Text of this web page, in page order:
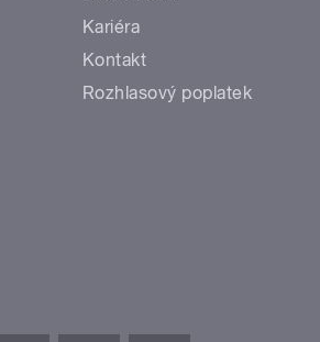
Kariéra
Kontakt
Rozhlasový poplatek